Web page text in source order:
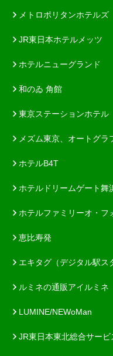
メトロポリタンホテルズ
JR東日本ホテルメッツ
ホテルニューグランド
和のゐ 角館
東京ステーションホテル
メズム東京、オートグラ
ホテルB4T
ホテルドリームゲート舞
ホテルファミリーオ・フ
恵比寿発
エキタグ（デジタル駅ス
ルミネの通販アイルミネ
LUMINE/NEWoMan
JR東日本東北総合サービ